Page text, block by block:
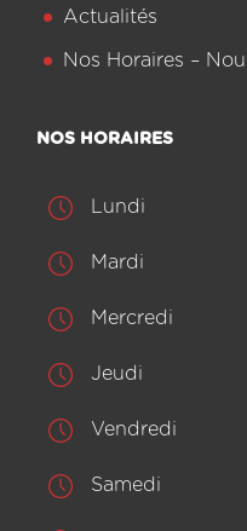
Actualités
Nos Horaires –
NOS HORAIRES
Lundi
Mardi
Mercredi
Jeudi
Vendredi
Samedi